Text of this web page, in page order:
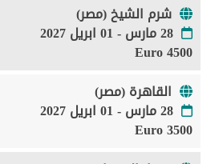
شرم الشيخ (مصر)
28 مارس - 01 ابريل 2027
4500 Euro
القاهرة (مصر)
28 مارس - 01 ابريل 2027
3500 Euro